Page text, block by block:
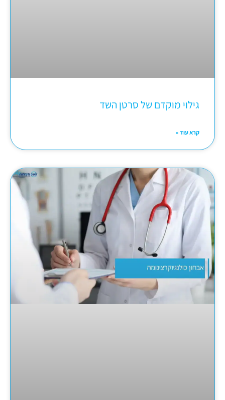
גילוי מוקדם של סרטן השד
קרא עוד »